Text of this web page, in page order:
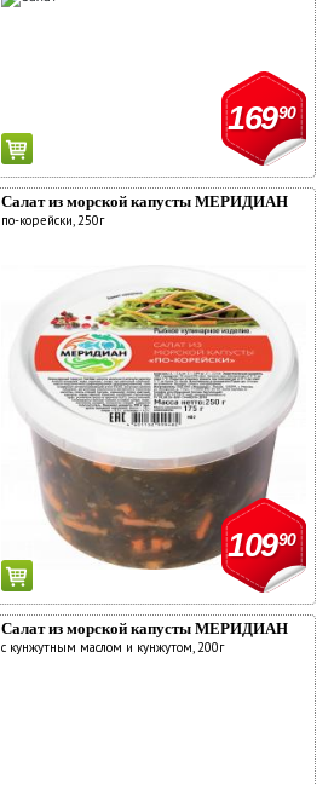
16990
Салат из морской капусты МЕРИДИАН
по-корейски, 250г
10990
Салат из морской капусты МЕРИДИАН
с кунжутным маслом и кунжутом, 200г